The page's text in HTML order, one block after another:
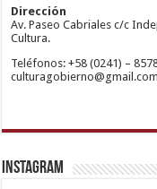
restbetcdn.com
Yakası
Escort
Kadıköy
Ataşehir
Escort
Escort
Escort
Kurtköy
Dirección
Av. Paseo Cabriales c/c
Cultura.
Teléfonos: +58 (0241) –
culturagobierno@gmail.com
Instagram